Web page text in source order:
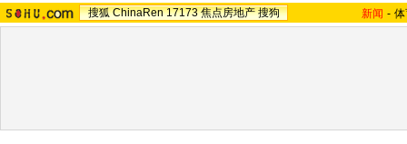
搜狐 ChinaRen 17173 焦点房地产 搜狗 新闻 -